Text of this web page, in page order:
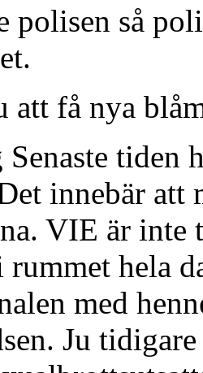
polisen så
att få nya
Senaste
innebär att
VIE är inte
rummet hela
med
Ju